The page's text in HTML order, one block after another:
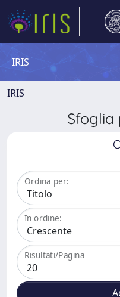
IRIS
IRIS
Sfoglia
Ordina per:
In ordine:
Risultati/Pagina